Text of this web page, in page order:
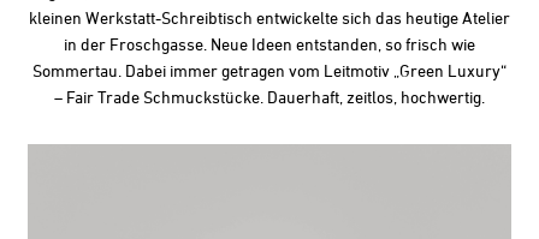
kleinen Werkstatt-Schreibtisch entwickelte sich das heutige Atelier
in der Froschgasse. Neue Ideen entstanden, so frisch wie
Sommertau. Dabei immer getragen vom Leitmotiv „Green Luxury“
– Fair Trade Schmuckstücke. Dauerhaft, zeitlos, hochwertig.